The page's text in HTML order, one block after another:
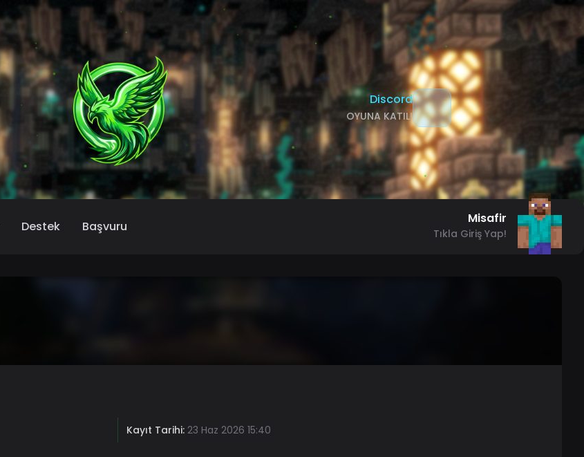
Discord
OYUNA KATIL!
Destek Başvuru
Misafir
Tıkla Giriş Yap!
Kayıt Tarihi: 23 Haz 2026 15:40